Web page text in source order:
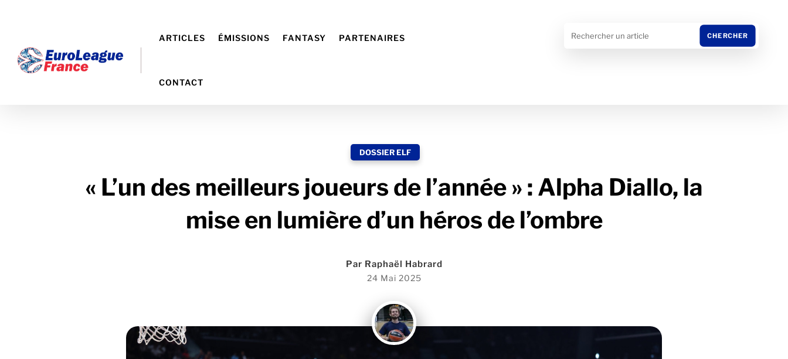
ARTICLES ÉMISSIONS FANTASY PARTENAIRES
CONTACT
DOSSIER ELF
« L’un des meilleurs joueurs de l’année » : Alpha Diallo, la
mise en lumière d’un héros de l’ombre
Par Raphaël Habrard
24 Mai 2025